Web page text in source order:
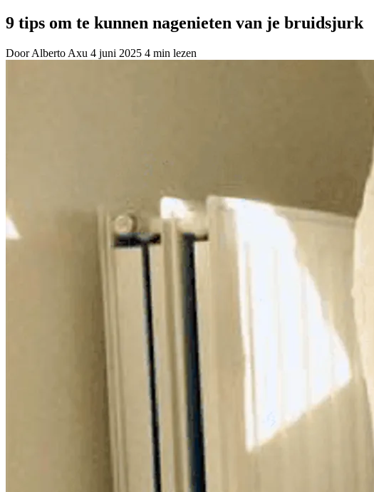
9 tips om te kunnen nagenieten van je bruidsjurk
Door Alberto Axu 4 juni 2025 4 min lezen